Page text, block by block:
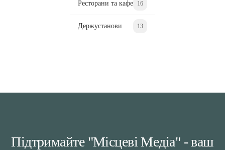
Ресторани та кафе 16
Держустанови 13
Підтримайте "Місцеві Медіа" - ваш